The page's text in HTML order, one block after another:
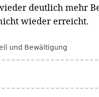
deutlich mehr
wieder erreicht.
und Bewältigung